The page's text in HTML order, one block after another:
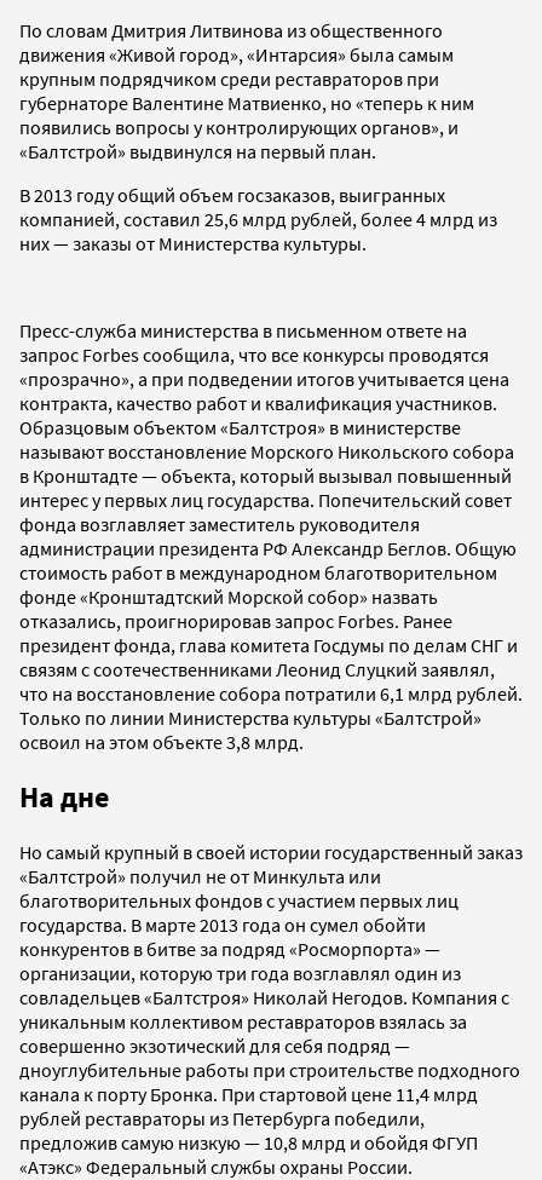
По словам Дмитрия Литвинова из общественного
движения «Живой город», «Интарсия» была самым
крупным подрядчиком среди реставраторов при
губернаторе Валентине Матвиенко, но «теперь к ним
появились вопросы у контролирующих органов», и
«Балтстрой» выдвинулся на первый план.
В 2013 году общий объем госзаказов, выигранных
компанией, составил 25,6 млрд рублей, более 4 млрд из
них — заказы от Министерства культуры.
Пресс-служба министерства в письменном ответе на
запрос Forbes сообщила, что все конкурсы проводятся
«прозрачно», а при подведении итогов учитывается цена
контракта, качество работ и квалификация участников.
Образцовым объектом «Балтстроя» в министерстве
называют восстановление Морского Никольского собора
в Кронштадте — объекта, который вызывал повышенный
интерес у первых лиц государства. Попечительский совет
фонда возглавляет заместитель руководителя
администрации президента РФ Александр Беглов. Общую
стоимость работ в международном благотворительном
фонде «Кронштадтский Морской собор» назвать
отказались, проигнорировав запрос Forbes. Ранее
президент фонда, глава комитета Госдумы по делам СНГ и
связям с соотечественниками Леонид Слуцкий заявлял,
что на восстановление собора потратили 6,1 млрд рублей.
Только по линии Министерства культуры «Балтстрой»
освоил на этом объекте 3,8 млрд.
На дне
Но самый крупный в своей истории государственный заказ
«Балтстрой» получил не от Минкульта или
благотворительных фондов с участием первых лиц
государства. В марте 2013 года он сумел обойти
конкурентов в битве за подряд «Росморпорта» —
организации, которую три года возглавлял один из
совладельцев «Балтстроя» Николай Негодов. Компания с
уникальным коллективом реставраторов взялась за
совершенно экзотический для себя подряд —
дноуглубительные работы при строительстве подходного
канала к порту Бронка. При стартовой цене 11,4 млрд
рублей реставраторы из Петербурга победили,
предложив самую низкую — 10,8 млрд и обойдя ФГУП
«Атэкс» Федеральный службы охраны России.